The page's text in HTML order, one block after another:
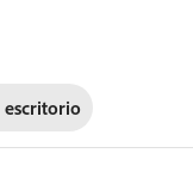
escritorio